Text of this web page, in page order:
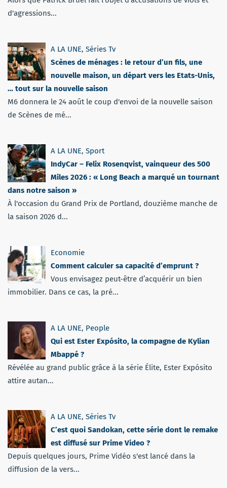
d'agressions...
A LA UNE, Séries Tv
Scènes de ménages : le retour d’un fils, une
nouvelle maison, un départ vers les Etats-Unis,
… tout sur la nouvelle saison
M6 donnera le 24 août le coup d'envoi de la nouvelle saison
de Scènes de mé...
A LA UNE, Sport
IndyCar – Felix Rosenqvist, vainqueur des 500
Miles 2026 : « Long Beach a marqué un tournant
dans notre saison »
À l'occasion du Grand Prix de Portland, douzième manche de
la saison 2026 d...
Economie
Comment calculer sa capacité d’emprunt ?
Vous envisagez peut-être d’acquérir un bien
immobilier. Dans ce cas, la pré...
A LA UNE, People
Qui est Ester Expósito, la compagne de Kylian
Mbappé ?
Révélée au grand public grâce à la série Élite, Ester Expósito
attire autan...
A LA UNE, Séries Tv
C’est quoi Sandokan, cette série dont le remake
est diffusé sur Prime Video ?
Depuis quelques jours, Prime Vidéo s'est lancé dans la
diffusion de la vers...